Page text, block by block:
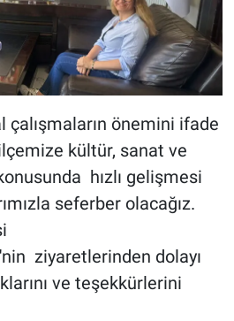
önemini ifade
kültür, sanat ve
hızlı gelişmesi
seferber olacağız.
ziyaretlerinden dolayı
ve teşekkürlerini